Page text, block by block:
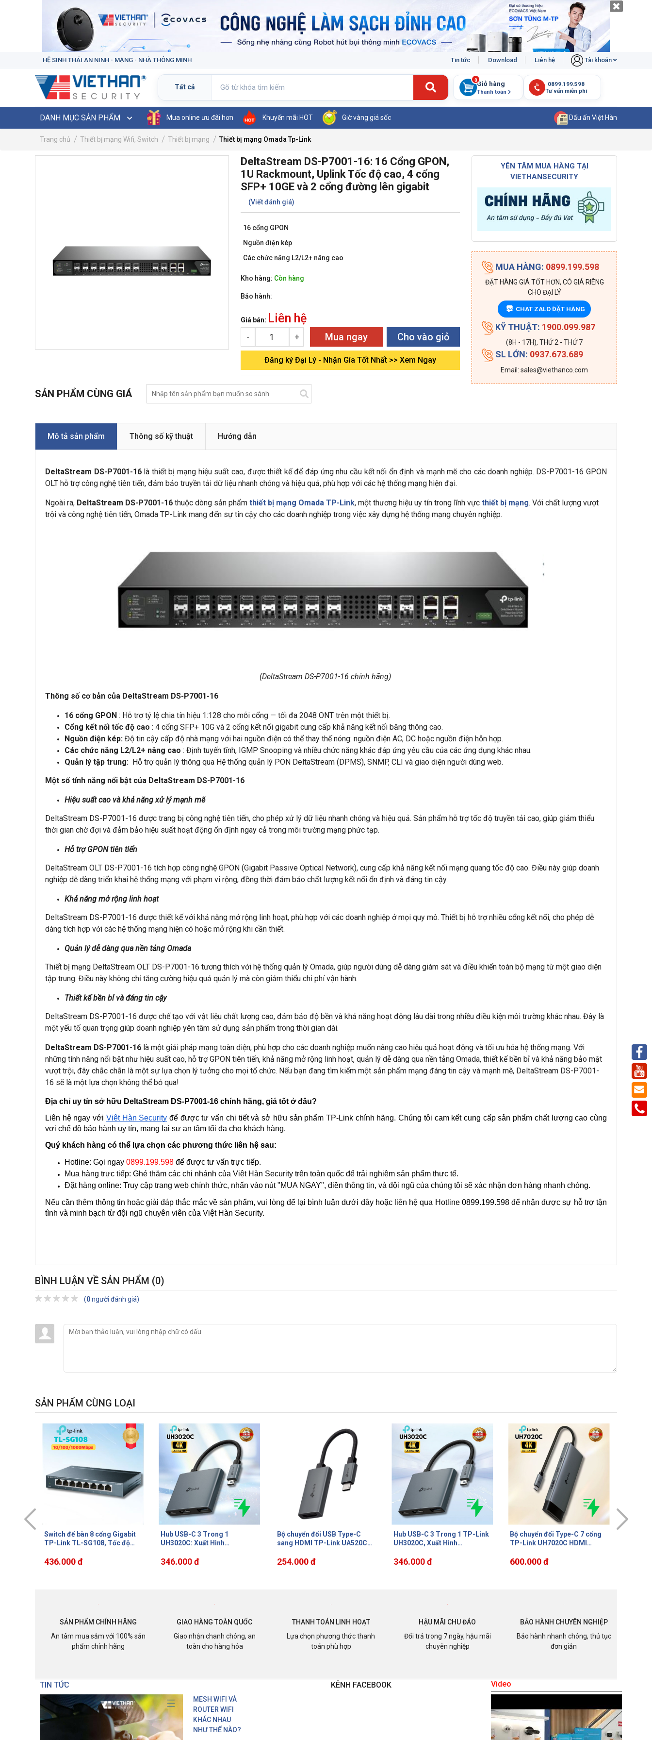
HỆ SINH THÁI AN NINH - MẠNG - NHÀ THÔNG MINH Tin tức Download Liên hệ Tài khoản
Giỏ hàng
Thanh toán
0
DANH MỤC SẢN PHẨM Mua online ưu đãi hơn Khuyến mãi HOT Giờ vàng giá sốc Dấu ấn Việt Hàn
Trang chủ Thiết bị mạng Wifi, Switch Thiết bị mạng Thiết bị mạng Omada Tp-Link
DeltaStream DS-P7001-16: 16 Cổng GPON,
1U Rackmount, Uplink Tốc độ cao, 4 cổng
SFP+ 10GE và 2 cổng đường lên gigabit
(Viết đánh giá)
16 cổng GPON
Nguồn điện kép
Các chức năng L2/L2+ nâng cao
Kho hàng: Còn hàng
Bảo hành:
Giá bán: Liên hệ
- + Mua ngay Cho vào giỏ
Đăng ký Đại Lý - Nhận Gía Tốt Nhất >> Xem Ngay
YÊN TÂM MUA HÀNG TẠI
VIETHANSECURITY
MUA HÀNG: 0899.199.598
ĐẶT HÀNG GIÁ TỐT HƠN, CÓ GIÁ RIÊNG
CHO ĐẠI LÝ
ZALO CHAT ZALO ĐẶT HÀNG
KỸ THUẬT: 1900.099.987
(8H - 17H), THỨ 2 - THỨ 7
SL LỚN: 0937.673.689
Email: sales@viethanco.com
SẢN PHẨM CÙNG GIÁ
Mô tả sản phẩm Thông số kỹ thuật Hướng dẫn
DeltaStream DS-P7001-16là thiết bị mạng hiệu suất cao, được thiết kế để đáp ứng nhu cầu kết nối ổn định và mạnh mẽ cho các doanh nghiệp. DS-P7001-16 GPON
OLT hỗ trợ công nghệ tiên tiến, đảm bảo truyền tải dữ liệu nhanh chóng và hiệu quả, phù hợp với các hệ thống mạng hiện đại.
Ngoài ra, DeltaStream DS-P7001-16 thuộc dòng sản phẩm thiết bị mạng Omada TP-Link, một thương hiệu uy tín trong lĩnh vực thiết bị mạng. Với chất lượng vượt
trội và công nghệ tiên tiến, Omada TP-Link mang đến sự tin cậy cho các doanh nghiệp trong việc xây dựng hệ thống mạng chuyên nghiệp.
(DeltaStream DS-P7001-16 chính hãng)
Thông số cơ bản của DeltaStream DS-P7001-16
16 cổng GPON : Hỗ trợ tỷ lệ chia tín hiệu 1:128 cho mỗi cổng — tối đa 2048 ONT trên một thiết bị.
Cổng kết nối tốc độ cao : 4 cổng SFP+ 10G và 2 cổng kết nối gigabit cung cấp khả năng kết nối băng thông cao.
Nguồn điện kép: Độ tin cậy cấp độ nhà mạng với hai nguồn điện có thể thay thế nóng: nguồn điện AC, DC hoặc nguồn điện hỗn hợp.
Các chức năng L2/L2+ nâng cao : Định tuyến tĩnh, IGMP Snooping và nhiều chức năng khác đáp ứng yêu cầu của các ứng dụng khác nhau.
Quản lý tập trung: Hỗ trợ quản lý thông qua Hệ thống quản lý PON DeltaStream (DPMS), SNMP, CLI và giao diện người dùng web.
Một số tính năng nổi bật của DeltaStream DS-P7001-16
Hiệu suất cao và khả năng xử lý mạnh mẽ
DeltaStream DS-P7001-16 được trang bị công nghệ tiên tiến, cho phép xử lý dữ liệu nhanh chóng và hiệu quả. Sản phẩm hỗ trợ tốc độ truyền tải cao, giúp giảm thiểu
thời gian chờ đợi và đảm bảo hiệu suất hoạt động ổn định ngay cả trong môi trường mạng phức tạp.
Hỗ trợ GPON tiên tiến
DeltaStream OLT DS-P7001-16 tích hợp công nghệ GPON (Gigabit Passive Optical Network), cung cấp khả năng kết nối mạng quang tốc độ cao. Điều này giúp doanh
nghiệp dễ dàng triển khai hệ thống mạng với phạm vi rộng, đồng thời đảm bảo chất lượng kết nối ổn định và đáng tin cậy.
Khả năng mở rộng linh hoạt
DeltaStream DS-P7001-16 được thiết kế với khả năng mở rộng linh hoạt, phù hợp với các doanh nghiệp ở mọi quy mô. Thiết bị hỗ trợ nhiều cổng kết nối, cho phép dễ
dàng tích hợp với các hệ thống mạng hiện có hoặc mở rộng khi cần thiết.
Quản lý dễ dàng qua nền tảng Omada
Thiết bị mạng DeltaStream OLT DS-P7001-16 tương thích với hệ thống quản lý Omada, giúp người dùng dễ dàng giám sát và điều khiển toàn bộ mạng từ một giao diện
tập trung. Điều này không chỉ tăng cường hiệu quả quản lý mà còn giảm thiểu chi phí vận hành.
Thiết kế bền bỉ và đáng tin cậy
DeltaStream DS-P7001-16 được chế tạo với vật liệu chất lượng cao, đảm bảo độ bền và khả năng hoạt động lâu dài trong nhiều điều kiện môi trường khác nhau. Đây là
một yếu tố quan trọng giúp doanh nghiệp yên tâm sử dụng sản phẩm trong thời gian dài.
DeltaStream DS-P7001-16 là một giải pháp mạng toàn diện, phù hợp cho các doanh nghiệp muốn nâng cao hiệu quả hoạt động và tối ưu hóa hệ thống mạng. Với
những tính năng nổi bật như hiệu suất cao, hỗ trợ GPON tiên tiến, khả năng mở rộng linh hoạt, quản lý dễ dàng qua nền tảng Omada, thiết kế bền bỉ và khả năng bảo mật
vượt trội, đây chắc chắn là một sự lựa chọn lý tưởng cho mọi tổ chức. Nếu bạn đang tìm kiếm một sản phẩm mạng đáng tin cậy và mạnh mẽ, DeltaStream DS-P7001-
16 sẽ là một lựa chọn không thể bỏ qua!
Địa chỉ uy tín sở hữu DeltaStream DS-P7001-16 chính hãng, giá tốt ở đâu?
Liên hệ ngay với Việt Hàn Security để được tư vấn chi tiết và sở hữu sản phẩm TP-Link chính hãng. Chúng tôi cam kết cung cấp sản phẩm chất lượng cao cùng
vơi chế độ bảo hành uy tín, mang lại sự an tâm tối đa cho khách hàng.
Quý khách hàng có thể lựa chọn các phương thức liên hệ sau:
Hotline: Gọi ngay 0899.199.598 để được tư vấn trực tiếp.
Mua hàng trực tiếp: Ghé thăm các chi nhánh của Việt Hàn Security trên toàn quốc để trải nghiệm sản phẩm thực tế.
Đặt hàng online: Truy cập trang web chính thức, nhấn vào nút "MUA NGAY", điền thông tin, và đội ngũ của chúng tôi sẽ xác nhận đơn hàng nhanh chóng.
Nếu cần thêm thông tin hoặc giải đáp thắc mắc về sản phẩm, vui lòng để lại bình luận dưới đây hoặc liên hệ qua Hotline 0899.199.598 để nhận được sự hỗ trợ tận
tình và minh bạch từ đội ngũ chuyên viên của Việt Hàn Security.
BÌNH LUẬN VỀ SẢN PHẨM (0)
(0người đánh giá)
SẢN PHẨM CÙNG LOẠI
Hub USB-C 3 Trong 1
UH3020C: Xuất Hình
Truyền Dữ Liệu SuperSpeed 5
346.000 đ
Bộ chuyển đổi USB Type-C
sang HDMI TP-Link UA520C
Tản Nhiệt, Cắm và Chạy
254.000 đ
Hub USB-C 3 Trong 1 TP-Link
UH3020C, Xuất Hình
Tốc độ truyển 5 Gbps, Cắm và
346.000 đ
Bộ chuyển đổi Type-C 7 cổng
TP-Link UH7020C HDMI
200MB/s,Sạc PD 100W & Vỏ
600.000 đ
Hub USB Type-C 5 cổng TP-
Link UH5020C Xuất hình
Cổng USB 3.0 Siêu tốc
438.000 đ
SẢN PHẨM CHÍNH HÃNG
An tâm mua sắm với 100% sản
phẩm chính hãng
GIAO HÀNG TOÀN QUỐC
Giao nhận chanh chóng, an
toàn cho hàng hóa
THANH TOÁN LINH HOẠT
Lựa chọn phương thức thanh
toán phù hợp
HẬU MÃI CHU ĐÁO
Đổi trả trong 7 ngày, hậu mãi
chuyên nghiệp
BẢO HÀNH CHUYÊN NGHIỆP
Bảo hành nhanh chóng, thủ tục
đơn giản
TIN TỨC
MESH WIFI VÀ
ROUTER WIFI
KHÁC NHAU
NHƯ THẾ NÀO?
KÊNH FACEBOOK Video